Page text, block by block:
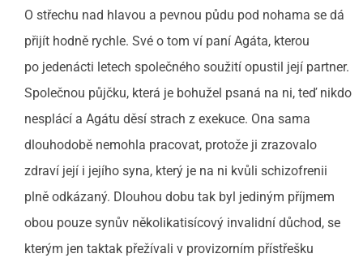
O střechu nad hlavou a pevnou půdu pod nohama se dá
přijít hodně rychle. Své o tom ví paní Agáta, kterou
po jedenácti letech společného soužití opustil její partner.
Společnou půjčku, která je bohužel psaná na ni, teď nikdo
nesplácí a Agátu děsí strach z exekuce. Ona sama
dlouhodobě nemohla pracovat, protože ji zrazovalo
zdraví její i jejího syna, který je na ni kvůli schizofrenii
plně odkázaný. Dlouhou dobu tak byl jediným příjmem
obou pouze synův několikatisícový invalidní důchod, se
kterým jen taktak přežívali v provizorním přístřešku